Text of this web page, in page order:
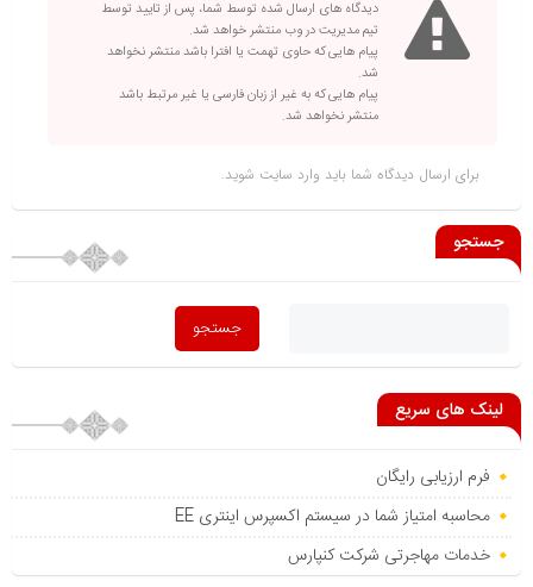
دیدگاه های ارسال شده توسط شما، پس از تایید توسط
تیم مدیریت در وب منتشر خواهد شد.
پیام هایی که حاوی تهمت یا افترا باشد منتشر نخواهد
شد.
پیام هایی که به غیر از زبان فارسی یا غیر مرتبط باشد
منتشر نخواهد شد.
برای ارسال دیدگاه شما باید وارد سایت شوید.
جستجو
لینک های سریع
فرم ارزیابی رایگان
محاسبه امتیاز شما در سیستم اکسپرس اینتری EE
خدمات مهاجرتی شرکت کنپارس